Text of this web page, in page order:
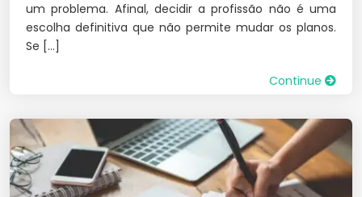
um problema. Afinal, decidir a profissão não é uma
escolha definitiva que não permite mudar os planos.
Se […]
Continue